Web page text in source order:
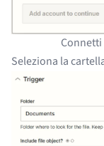
Seleziona la